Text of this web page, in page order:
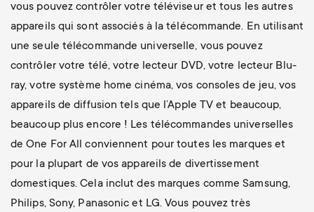
vous pouvez contrôler votre téléviseur et tous les autres
appareils qui sont associés à la télécommande. En utilisant
une seule télécommande universelle, vous pouvez
contrôler votre télé, votre lecteur DVD, votre lecteur Blu-
ray, votre système home cinéma, vos consoles de jeu, vos
appareils de diffusion tels que l’Apple TV et beaucoup,
beaucoup plus encore ! Les télécommandes universelles
de One For All conviennent pour toutes les marques et
pour la plupart de vos appareils de divertissement
domestiques. Cela inclut des marques comme Samsung,
Philips, Sony, Panasonic et LG. Vous pouvez très